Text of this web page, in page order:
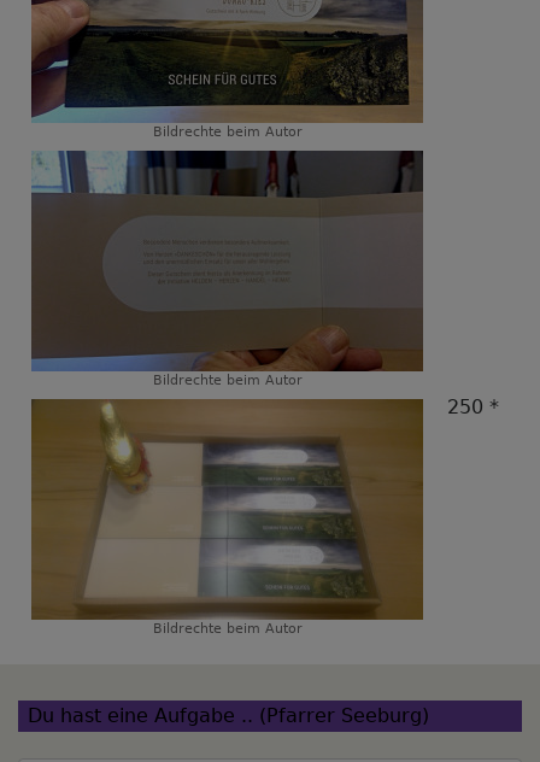
Bildrechte beim Autor
Bildrechte beim Autor
250 *
Bildrechte beim Autor
Du hast eine Aufgabe .. (Pfarrer Seeburg)